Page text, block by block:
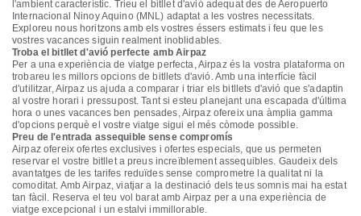
l'ambient característic. Trieu el bitllet d'avió adequat des de Aeropuerto
Internacional Ninoy Aquino (MNL) adaptat a les vostres necessitats.
Exploreu nous horitzons amb els vostres éssers estimats i feu que les
vostres vacances siguin realment inoblidables.
Troba el bitllet d'avió perfecte amb Airpaz
Per a una experiència de viatge perfecta, Airpaz és la vostra plataforma on
trobareu les millors opcions de bitllets d'avió. Amb una interfície fàcil
d'utilitzar, Airpaz us ajuda a comparar i triar els bitllets d'avió que s'adaptin
al vostre horari i pressupost. Tant si esteu planejant una escapada d'última
hora o unes vacances ben pensades, Airpaz ofereix una àmplia gamma
d'opcions perquè el vostre viatge sigui el més còmode possible.
Preu de l'entrada assequible sense compromís
Airpaz ofereix ofertes exclusives i ofertes especials, que us permeten
reservar el vostre bitllet a preus increïblement assequibles. Gaudeix dels
avantatges de les tarifes reduïdes sense comprometre la qualitat ni la
comoditat. Amb Airpaz, viatjar a la destinació dels teus somnis mai ha estat
tan fàcil. Reserva el teu vol barat amb Airpaz per a una experiència de
viatge excepcional i un estalvi immillorable.